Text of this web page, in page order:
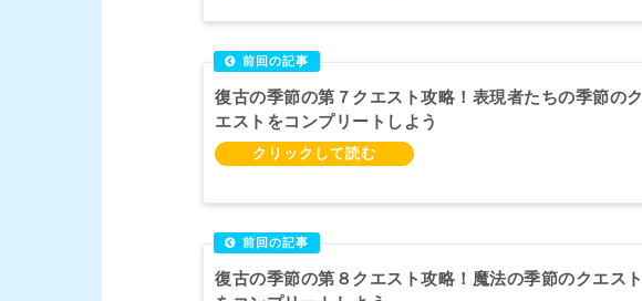
復古の季節の第７クエスト攻略！表現者たちの季節のク
エストをコンプリートしよう
復古の季節の第８クエスト攻略！魔法の季節のクエスト